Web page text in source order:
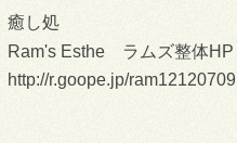
癒し処
Ram's Esthe ラムズ整体HP
http://r.goope.jp/ram12120709